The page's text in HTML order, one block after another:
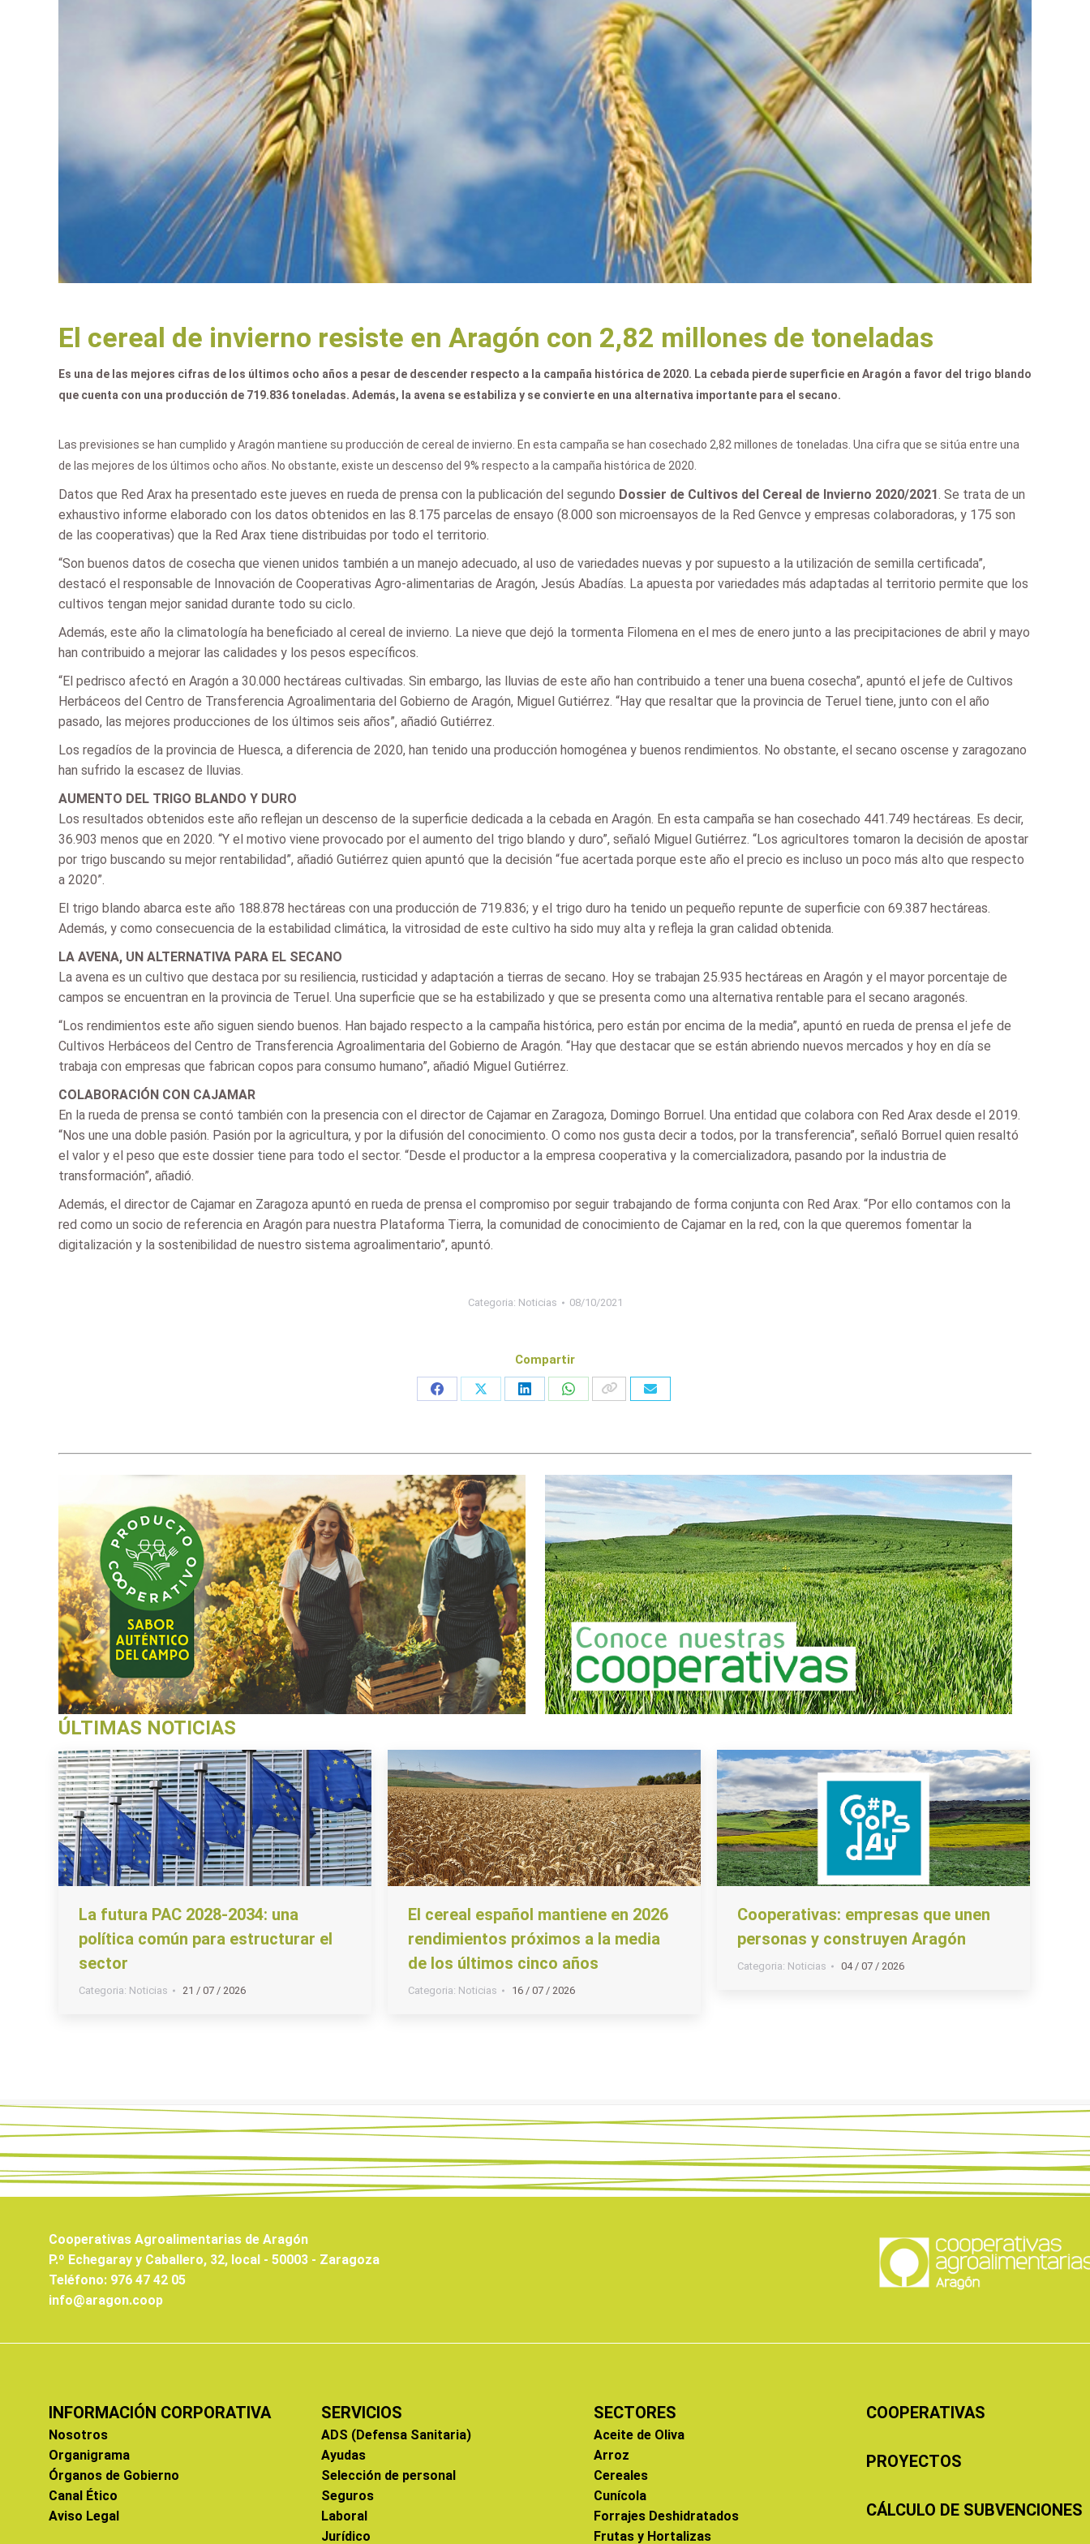
El cereal de invierno resiste en Aragón con 2,82 millones de toneladas
Es una de las mejores cifras de los últimos ocho años a pesar de descender respecto a la campaña histórica de 2020. La cebada pierde superficie en Aragón a favor del trigo blando
que cuenta con una producción de 719.836 toneladas. Además, la avena se estabiliza y se convierte en una alternativa importante para el secano.
Las previsiones se han cumplido y Aragón mantiene su producción de cereal de invierno. En esta campaña se han cosechado 2,82 millones de toneladas. Una cifra que se sitúa entre una
de las mejores de los últimos ocho años. No obstante, existe un descenso del 9% respecto a la campaña histórica de 2020.
Datos que Red Arax ha presentado este jueves en rueda de prensa con la publicación del segundo Dossier de Cultivos del Cereal de Invierno 2020/2021. Se trata de un
exhaustivo informe elaborado con los datos obtenidos en las 8.175 parcelas de ensayo (8.000 son microensayos de la Red Genvce y empresas colaboradoras, y 175 son
de las cooperativas) que la Red Arax tiene distribuidas por todo el territorio.
“Son buenos datos de cosecha que vienen unidos también a un manejo adecuado, al uso de variedades nuevas y por supuesto a la utilización de semilla certificada”,
destacó el responsable de Innovación de Cooperativas Agro-alimentarias de Aragón, Jesús Abadías. La apuesta por variedades más adaptadas al territorio permite que los
cultivos tengan mejor sanidad durante todo su ciclo.
Además, este año la climatología ha beneficiado al cereal de invierno. La nieve que dejó la tormenta Filomena en el mes de enero junto a las precipitaciones de abril y mayo
han contribuido a mejorar las calidades y los pesos específicos.
“El pedrisco afectó en Aragón a 30.000 hectáreas cultivadas. Sin embargo, las lluvias de este año han contribuido a tener una buena cosecha”, apuntó el jefe de Cultivos
Herbáceos del Centro de Transferencia Agroalimentaria del Gobierno de Aragón, Miguel Gutiérrez. “Hay que resaltar que la provincia de Teruel tiene, junto con el año
pasado, las mejores producciones de los últimos seis años”, añadió Gutiérrez.
Los regadíos de la provincia de Huesca, a diferencia de 2020, han tenido una producción homogénea y buenos rendimientos. No obstante, el secano oscense y zaragozano
han sufrido la escasez de lluvias.
AUMENTO DEL TRIGO BLANDO Y DURO
Los resultados obtenidos este año reflejan un descenso de la superficie dedicada a la cebada en Aragón. En esta campaña se han cosechado 441.749 hectáreas. Es decir,
36.903 menos que en 2020. “Y el motivo viene provocado por el aumento del trigo blando y duro”, señaló Miguel Gutiérrez. “Los agricultores tomaron la decisión de apostar
por trigo buscando su mejor rentabilidad”, añadió Gutiérrez quien apuntó que la decisión “fue acertada porque este año el precio es incluso un poco más alto que respecto
a 2020”.
El trigo blando abarca este año 188.878 hectáreas con una producción de 719.836; y el trigo duro ha tenido un pequeño repunte de superficie con 69.387 hectáreas.
Además, y como consecuencia de la estabilidad climática, la vitrosidad de este cultivo ha sido muy alta y refleja la gran calidad obtenida.
LA AVENA, UN ALTERNATIVA PARA EL SECANO
La avena es un cultivo que destaca por su resiliencia, rusticidad y adaptación a tierras de secano. Hoy se trabajan 25.935 hectáreas en Aragón y el mayor porcentaje de
campos se encuentran en la provincia de Teruel. Una superficie que se ha estabilizado y que se presenta como una alternativa rentable para el secano aragonés.
“Los rendimientos este año siguen siendo buenos. Han bajado respecto a la campaña histórica, pero están por encima de la media”, apuntó en rueda de prensa el jefe de
Cultivos Herbáceos del Centro de Transferencia Agroalimentaria del Gobierno de Aragón. “Hay que destacar que se están abriendo nuevos mercados y hoy en día se
trabaja con empresas que fabrican copos para consumo humano”, añadió Miguel Gutiérrez.
COLABORACIÓN CON CAJAMAR
En la rueda de prensa se contó también con la presencia con el director de Cajamar en Zaragoza, Domingo Borruel. Una entidad que colabora con Red Arax desde el 2019.
“Nos une una doble pasión. Pasión por la agricultura, y por la difusión del conocimiento. O como nos gusta decir a todos, por la transferencia”, señaló Borruel quien resaltó
el valor y el peso que este dossier tiene para todo el sector. “Desde el productor a la empresa cooperativa y la comercializadora, pasando por la industria de
transformación”, añadió.
Además, el director de Cajamar en Zaragoza apuntó en rueda de prensa el compromiso por seguir trabajando de forma conjunta con Red Arax. “Por ello contamos con la
red como un socio de referencia en Aragón para nuestra Plataforma Tierra, la comunidad de conocimiento de Cajamar en la red, con la que queremos fomentar la
digitalización y la sostenibilidad de nuestro sistema agroalimentario”, apuntó.
Categoria: Noticias 08/10/2021
Compartir
Share
Share
Share
Share
ÚLTIMAS NOTICIAS
La futura PAC 2028-2034: una
política común para estructurar el
sector
Categoria: Noticias 21 / 07 / 2026
El cereal español mantiene en 2026
rendimientos próximos a la media
de los últimos cinco años
Categoria: Noticias 16 / 07 / 2026
Cooperativas: empresas que unen
personas y construyen Aragón
Categoria: Noticias 04 / 07 / 2026
Cooperativas Agroalimentarias de Aragón
P.º Echegaray y Caballero, 32, local - 50003 - Zaragoza
Teléfono: 976 47 42 05
info@aragon.coop
INFORMACIÓN CORPORATIVA
Nosotros
Organigrama
Órganos de Gobierno
Canal Ético
Aviso Legal
SERVICIOS
ADS (Defensa Sanitaria)
Ayudas
Selección de personal
Seguros
Laboral
Jurídico
SECTORES
Aceite de Oliva
Arroz
Cereales
Cunícola
Forrajes Deshidratados
Frutas y Hortalizas
COOPERATIVAS
PROYECTOS
CÁLCULO DE SUBVENCIONES